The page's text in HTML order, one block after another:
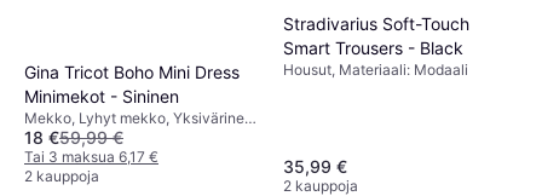
Gina Tricot Boho Mini Dress
Minimekot - Sininen
Mekko, Lyhyt mekko, Yksivärinen,
Materiaali: Polyamidi
18 €59,99 €
Tai 3 maksua 6,17 €
2 kauppoja
Stradivarius Soft-Touch
Smart Trousers - Black
Housut, Materiaali: Modaali
35,99 €
2 kauppoja